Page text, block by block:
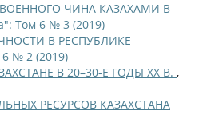
ЧИНА КАЗАХАМИ В
Том 6 № 3 (2019)
В РЕСПУБЛИКЕ
№ 2 (2019)
В 20–30-Е ГОДЫ ХХ В. ,
РЕСУРСОВ КАЗАХСТАНА